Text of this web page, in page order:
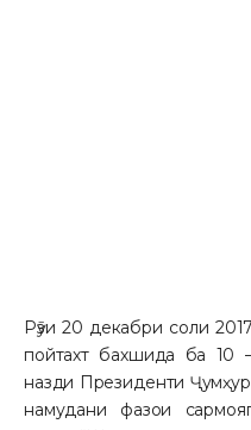
Рӯзи 20 декабри соли
пойтахт бахшида ба 10
назди Президенти
намудани фазои